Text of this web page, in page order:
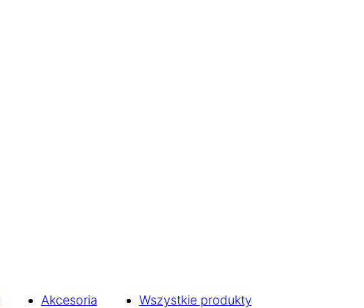
Akcesoria Wszystkie produkty